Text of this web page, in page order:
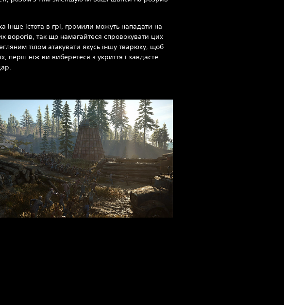
інше істота в грі, громили можуть нападати на
ворогів, так що намагайтеся спровокувати цих
тілом атакувати якусь іншу тварюку, щоб
перш ніж ви виберетеся з укриття і завдасте